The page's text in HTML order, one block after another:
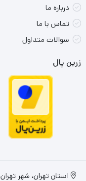
درباره ما
تماس با ما
سوالات متداول
زرین پال
استان تهران، شهر تهران